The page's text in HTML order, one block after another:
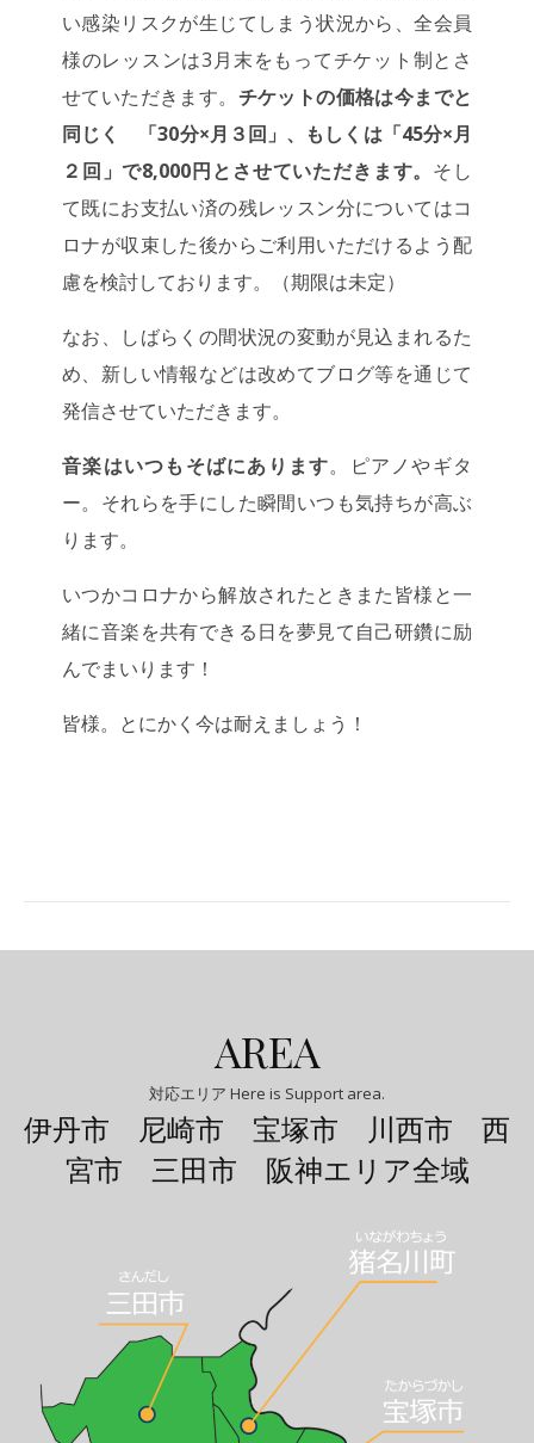
い感染リスクが生じてしまう状況から、全会員
様のレッスンは3月末をもってチケット制とさ
せていただきます。 チケットの価格は今までと
同じく 「30分×月３回」、もしくは「45分×月
２回」で8,000円とさせていただきます。 そし
て既にお支払い済の残レッスン分についてはコ
ロナが収束した後からご利用いただけるよう配
慮を検討しております。（期限は未定）
なお、しばらくの間状況の変動が見込まれるた
め、新しい情報などは改めてブログ等を通じて
発信させていただきます。
音楽はいつもそばにあります。ピアノやギタ
ー。それらを手にした瞬間いつも気持ちが高ぶ
ります。
いつかコロナから解放されたときまた皆様と一
緒に音楽を共有できる日を夢見て自己研鑽に励
んでまいります！
皆様。とにかく今は耐えましょう！
AREA
対応エリア Here is Support area.
伊丹市 尼崎市 宝塚市 川西市 西
宮市 三田市 阪神エリア全域